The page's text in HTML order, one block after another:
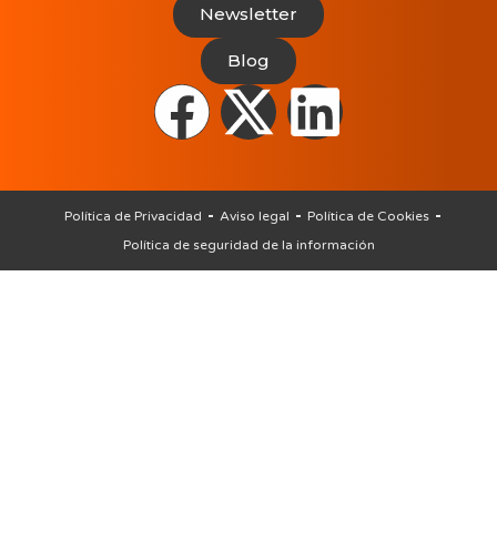
Newsletter
Blog
Política de Privacidad Aviso legal
Política de Cookies
Política de seguridad de la información